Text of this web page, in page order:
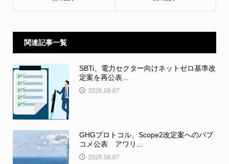
関連記事一覧
SBTi、電力セクター向けネットゼロ基準改
定案を再公表...
2026.08.07
GHGプロトコル、Scope2改定案へのパブ
コメ公表 アワリ...
2026.08.07